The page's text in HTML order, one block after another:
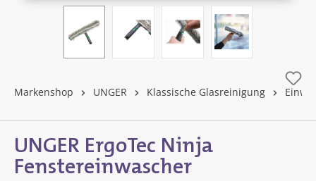
Markenshop UNGER Klassische Glasreinigung
UNGER ErgoTec Ninja
Fenstereinwascher